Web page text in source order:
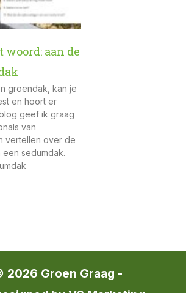
woord: aan de
groendak, kan je
en hoort er
geef ik graag
van
vertellen over de
sedumdak.
2026 Groen Graag -